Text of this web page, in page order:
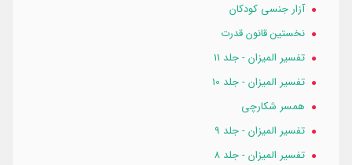
آزار جنسی کودکان
نخستین قانون قدرت
تفسیر المیزان - جلد 11
تفسیر المیزان - جلد 10
همسر شكارچي
تفسیر المیزان - جلد 9
تفسیر المیزان - جلد 8